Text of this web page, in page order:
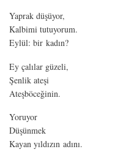
Yaprak düşüyor,
Kalbimi tutuyorum.
Eylül: bir kadın?
Ey çalılar güzeli,
Şenlik ateşi
Ateşböceğinin.
Yoruyor
Düşünmek
Kayan yıldızın adını.